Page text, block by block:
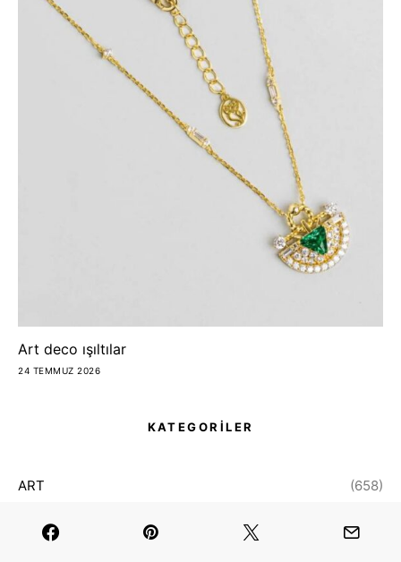
Art deco ışıltılar
24 TEMMUZ 2026
KATEGORİLER
ART (658)
ASTRO (140)